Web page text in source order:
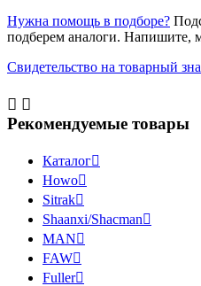
Нужна помощь в подборе?
подберем аналоги. Напишите,
Свидетельство на товарный
 
Рекомендуемые товары
Каталог
Howo
Sitrak
Shaanxi/Shacman
MAN
FAW
Fuller